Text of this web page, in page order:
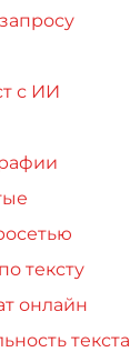
с ИИ
тексту
онлайн
текста